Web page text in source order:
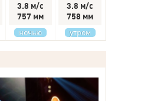
3.8 м/с
757 мм
ночью
3.8 м/с
758 мм
утром